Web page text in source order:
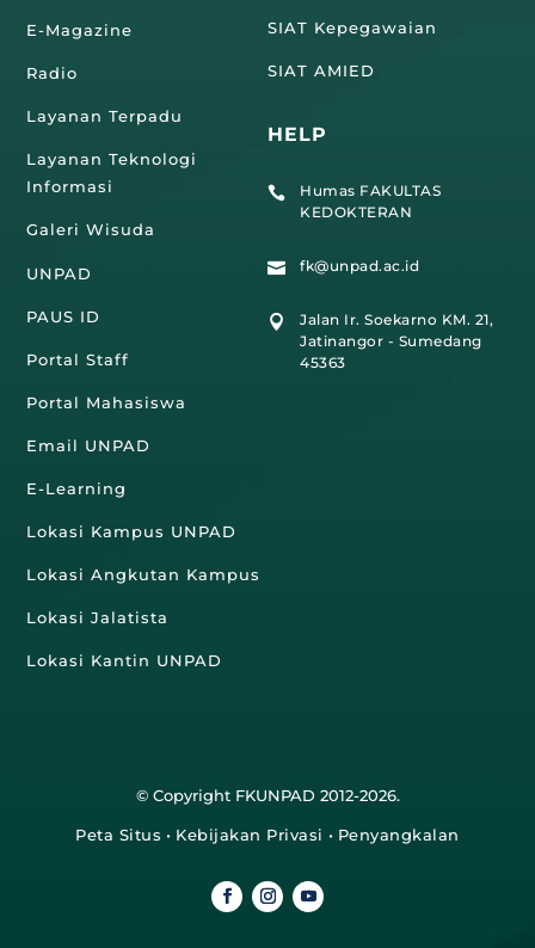
E-Magazine
Radio
Layanan Terpadu
Layanan Teknologi
Informasi
Galeri Wisuda
UNPAD
PAUS ID
Portal Staff
Portal Mahasiswa
Email UNPAD
E-Learning
Lokasi Kampus UNPAD
Lokasi Angkutan Kampus
Lokasi Jalatista
Lokasi Kantin UNPAD
SIAT Kepegawaian
SIAT AMIED
HELP

Humas FAKULTAS
KEDOKTERAN
 fk@unpad.ac.id

Jalan Ir. Soekarno KM. 21,
Jatinangor - Sumedang
45363
© Copyright FKUNPAD 2012-2026.
Peta Situs • Kebijakan Privasi • Penyangkalan